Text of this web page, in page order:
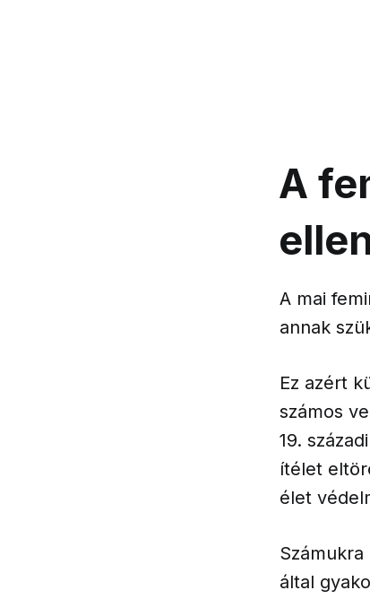
A
A mai
annak
Ez azért
számos
19.
ítélet
élet
által